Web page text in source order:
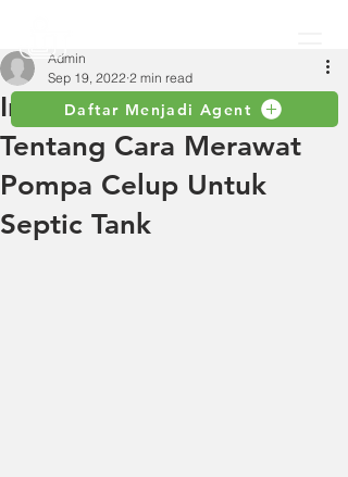
Daftar Menjadi Agent
Informasi Lengkap
Tentang Cara Merawat
Pompa Celup Untuk
Septic Tank
Admin
Sep 19, 2022 2 min read